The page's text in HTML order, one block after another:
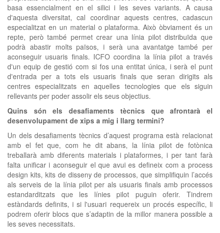
basa essencialment en el silici i les seves variants. A causa
d'aquesta diversitat, cal coordinar aquests centres, cadascun
especialitzat en un material o plataforma. Això òbviament és un
repte, però també permet crear una línia pilot distribuïda que
podrà abastir molts països, i serà una avantatge també per
aconseguir usuaris finals. ICFO coordina la línia pilot a través
d'un equip de gestió com si fos una entitat única, i serà el punt
d'entrada per a tots els usuaris finals que seran dirigits als
centres especialitzats en aquelles tecnologies que els siguin
rellevants per poder assolir els seus objectius.
Quins són els desafiaments tècnics que afrontarà el
desenvolupament de xips a mig i llarg termini?
Un dels desafiaments tècnics d’aquest programa està relacionat
amb el fet que, com he dit abans, la línia pilot de fotònica
treballarà amb diferents materials i plataformes, i per tant farà
falta unificar i aconseguir el que avui es defineix com a process
design kits, kits de disseny de processos, que simplifiquin l’accés
als serveis de la línia pilot per als usuaris finals amb processos
estandarditzats que les línies pilot puguin oferir. Tindrem
estàndards definits, i si l'usuari requereix un procés específic, li
podrem oferir blocs que s’adaptin de la millor manera possible a
les seves necessitats.